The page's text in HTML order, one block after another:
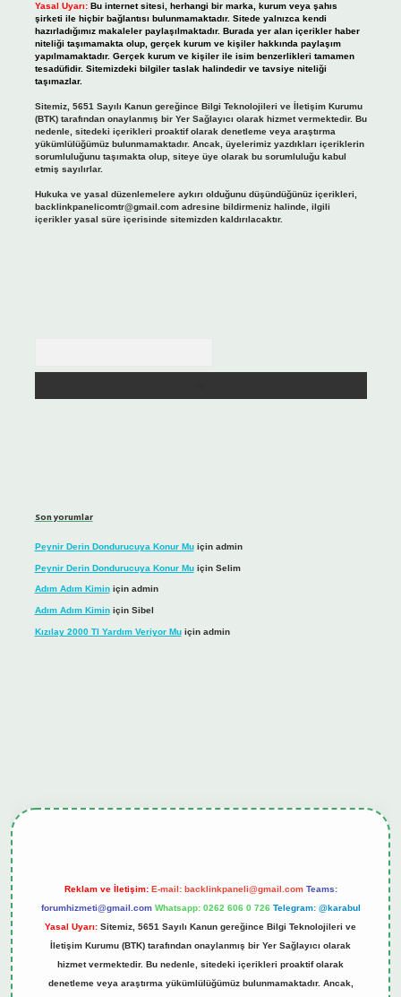
Yasal Uyarı: Bu internet sitesi, herhangi bir marka, kurum veya şahıs
şirketi ile hiçbir bağlantısı bulunmamaktadır. Sitede yalnızca kendi
hazırladığımız makaleler paylaşılmaktadır. Burada yer alan içerikler haber
niteliği taşımamakta olup, gerçek kurum ve kişiler hakkında paylaşım
yapılmamaktadır. Gerçek kurum ve kişiler ile isim benzerlikleri tamamen
tesadüfidir. Sitemizdeki bilgiler taslak halindedir ve tavsiye niteliği
taşımazlar.
Sitemiz, 5651 Sayılı Kanun gereğince Bilgi Teknolojileri ve İletişim Kurumu
(BTK) tarafından onaylanmış bir Yer Sağlayıcı olarak hizmet vermektedir. Bu
nedenle, sitedeki içerikleri proaktif olarak denetleme veya araştırma
yükümlülüğümüz bulunmamaktadır. Ancak, üyelerimiz yazdıkları içeriklerin
sorumluluğunu taşımakta olup, siteye üye olarak bu sorumluluğu kabul
etmiş sayılırlar.
Hukuka ve yasal düzenlemelere aykırı olduğunu düşündüğünüz içerikleri,
backlinkpanelicomtr@gmail.comadresine bildirmeniz halinde, ilgili
içerikler yasal süre içerisinde sitemizden kaldırılacaktır.
Son yorumlar
Peynir Derin Dondurucuya Konur Muiçin admin
Peynir Derin Dondurucuya Konur Muiçin Selim
Adım Adım Kiminiçin admin
Adım Adım Kiminiçin Sibel
Kızılay 2000 Tl Yardım Veriyor Muiçin admin
Reklam ve İletişim: E-mail: backlinkpaneli@gmail.com Teams:
forumhizmeti@gmail.com Whatsapp: 0262 606 0 726 Telegram: @karabul
Yasal Uyarı: Sitemiz, 5651 Sayılı Kanun gereğince Bilgi Teknolojileri ve
İletişim Kurumu (BTK) tarafından onaylanmış bir Yer Sağlayıcı olarak
hizmet vermektedir. Bu nedenle, sitedeki içerikleri proaktif olarak
denetleme veya araştırma yükümlülüğümüz bulunmamaktadır. Ancak,